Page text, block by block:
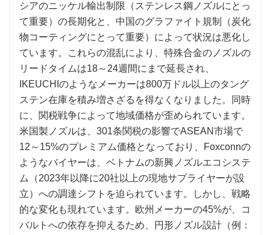
シアのニッケル輸出制限（ステンレス鋼ノズルにとっ
て重要）の長期化と、中国のグラファイト規制（炭化
物コーティングにとって重要）によって状況は悪化し
ています。これらの混乱により、特殊合金のノズルの
リードタイムは18～24週間にまで延長され、
IKEUCHIのようなメーカーは800万ドル以上のタング
ステン在庫を積み増さざるを得なくなりました。同時
に、関税戦争によって地域価格が歪められています。
米国製ノズルは、301条関税の影響でASEAN市場で
12～15%のプレミアム価格となっており、Foxconnの
ようなバイヤーは、ベトナムの新興ノズルエコシステ
ム（2023年以降に20社以上の現地サプライヤーが設
立）への調達シフトを迫られています。しかし、戦略
的な変化も現れています。欧州メーカーの45%が、コ
バルトへの依存を抑えるため、円形ノズル設計（例：